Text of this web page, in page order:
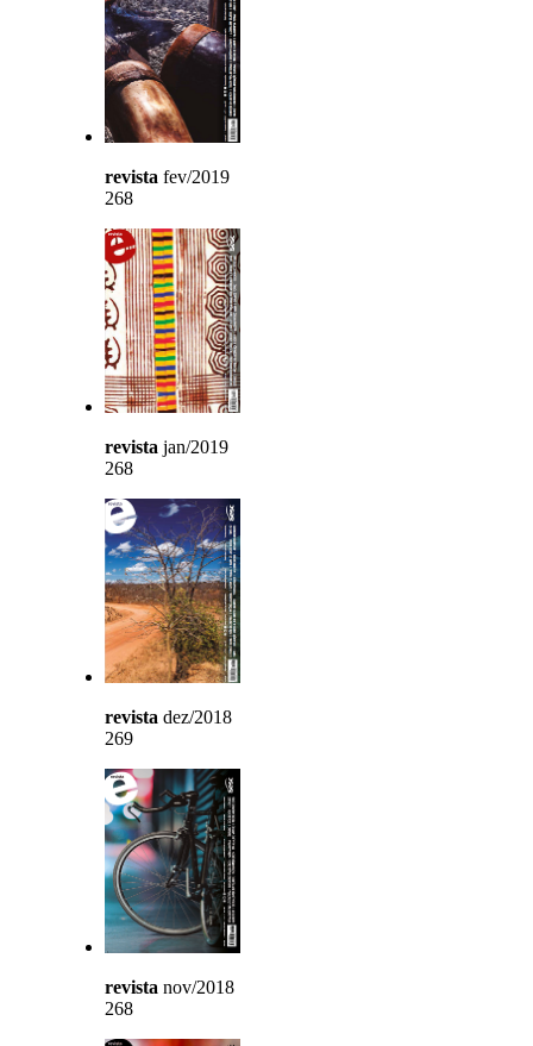
revista fev/2019
268
revista jan/2019
268
revista dez/2018
269
revista nov/2018
268